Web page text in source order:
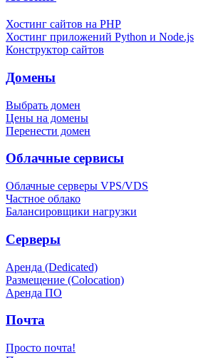
Хостинг сайтов на PHP
Хостинг приложений Python и Node.js
Конструктор сайтов
Домены
Выбрать домен
Цены на домены
Перенести домен
Облачные сервисы
Облачные серверы VPS/VDS
Частное облако
Балансировщики нагрузки
Серверы
Аренда (Dedicated)
Размещение (Colocation)
Аренда ПО
Почта
Просто почта!